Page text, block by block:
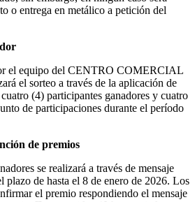
o entrega en metálico a petición del
el equipo del CENTRO COMERCIAL
el sorteo a través de la aplicación de
(4) participantes ganadores y cuatro
de participaciones durante el período
de premios
se realizará a través de mensaje
plazo de hasta el 8 de enero de 2026. Los
el premio respondiendo el mensaje